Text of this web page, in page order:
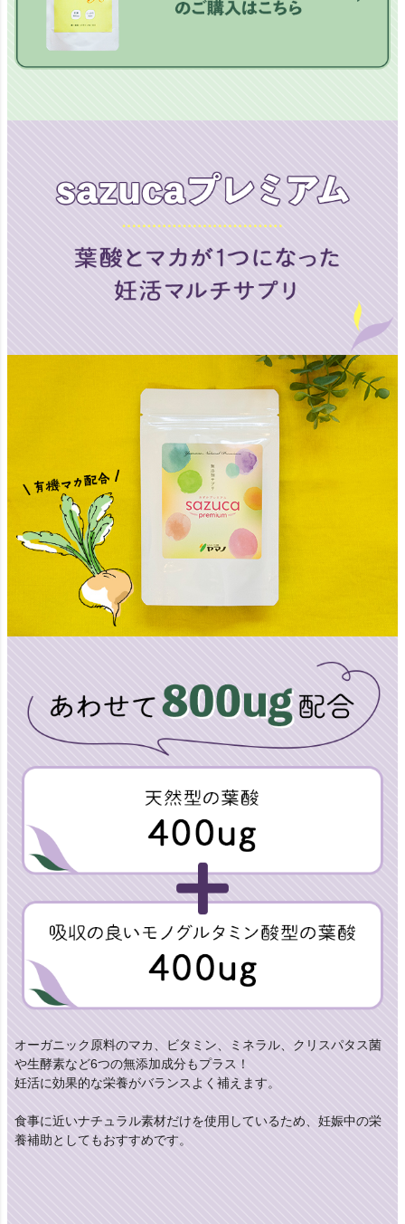
オーガニック原料のマカ、ビタミン、ミネラル、クリスパタス菌
や生酵素など6つの無添加成分もプラス！
妊活に効果的な栄養がバランスよく補えます。
食事に近いナチュラル素材だけを使用しているため、妊娠中の栄
養補助としてもおすすめです。